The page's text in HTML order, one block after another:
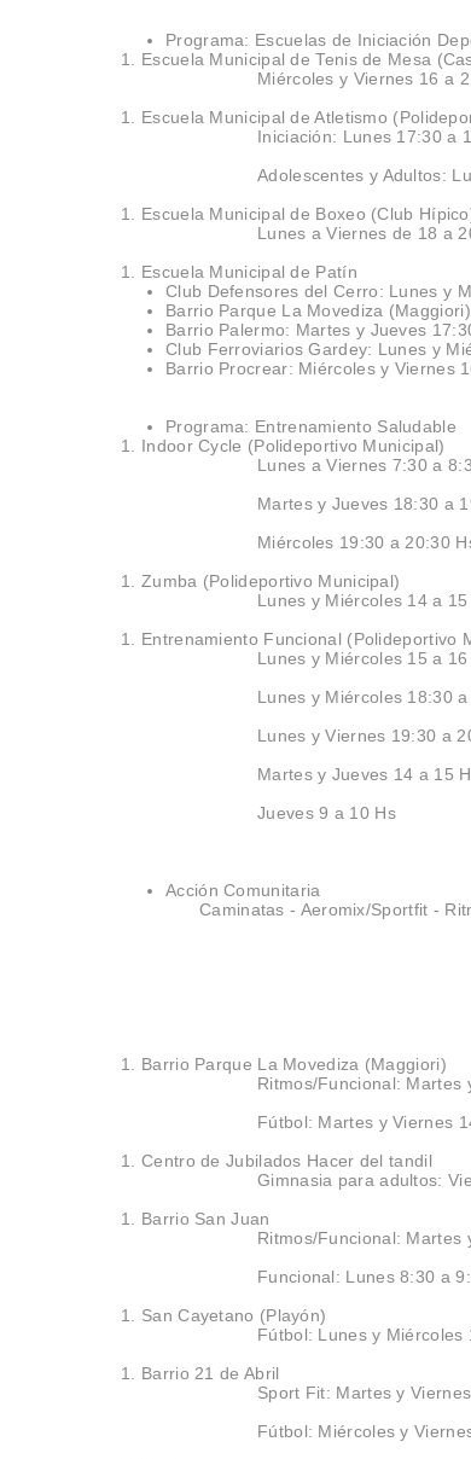
Programa: Escuelas de Iniciación
Escuela Municipal de Tenis de Mesa
Miércoles y Viernes 16 a
Escuela Municipal de Atletismo
Iniciación: Lunes 17:30 a
Adolescentes y Adultos:
Escuela Municipal de Boxeo (Club
Lunes a Viernes de 18 a
Escuela Municipal de Patín
Club Defensores del Cerro: Lunes y
Barrio Parque La Movediza
Barrio Palermo: Martes y Jueves
Club Ferroviarios Gardey: Lunes y
Barrio Procrear: Miércoles y Viernes
Programa: Entrenamiento Saludable
Indoor Cycle (Polideportivo Municipal)
Lunes a Viernes 7:30 a
Martes y Jueves 18:30 a
Miércoles 19:30 a 20:30
Zumba (Polideportivo Municipal)
Lunes y Miércoles 14 a 15
Entrenamiento Funcional (Polideportivo
Lunes y Miércoles 15 a 16
Lunes y Miércoles 18:30
Lunes y Viernes 19:30 a
Martes y Jueves 14 a 15
Jueves 9 a 10 Hs
Acción Comunitaria
Caminatas - Aeromix/Sportfit -
Barrio Parque La Movediza (Maggiori)
Ritmos/Funcional: Martes
Fútbol: Martes y Viernes
Centro de Jubilados Hacer del tandil
Gimnasia para adultos:
Barrio San Juan
Ritmos/Funcional: Martes
Funcional: Lunes 8:30 a
San Cayetano (Playón)
Fútbol: Lunes y Miércoles
Barrio 21 de Abril
Sport Fit: Martes y
Fútbol: Miércoles y